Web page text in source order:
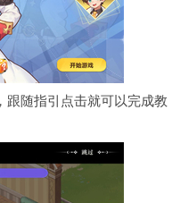
跟随指引点击就可以完成教